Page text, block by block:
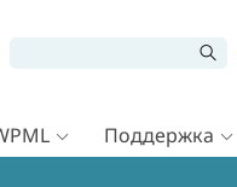
Поддержка